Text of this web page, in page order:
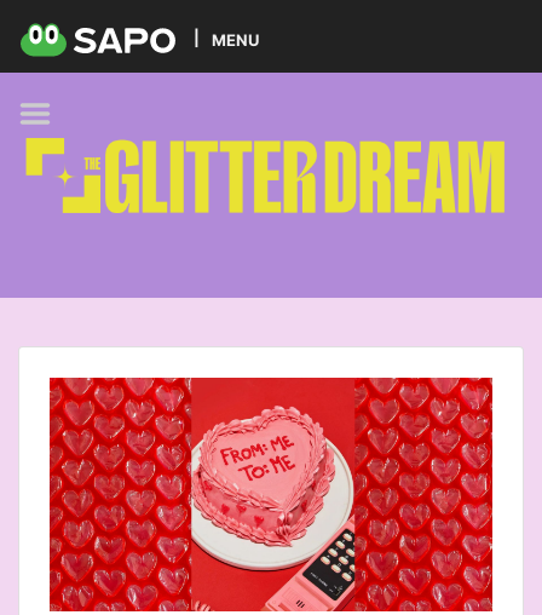
MENU
HOME
PODCAST
GLITTER BRANDS
KIDS
TREND
BEAUTY
PETS
MUSIC
STAY